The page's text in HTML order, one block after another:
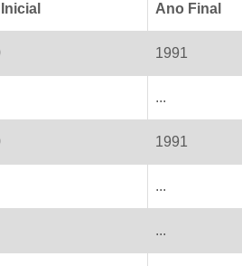
Ano Final
1991
...
1991
...
...